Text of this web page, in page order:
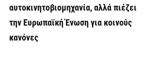
αυτοκινητοβιομηχανία, αλλά πιέζει
την Ευρωπαϊκή Ένωση για κοινούς
κανόνες